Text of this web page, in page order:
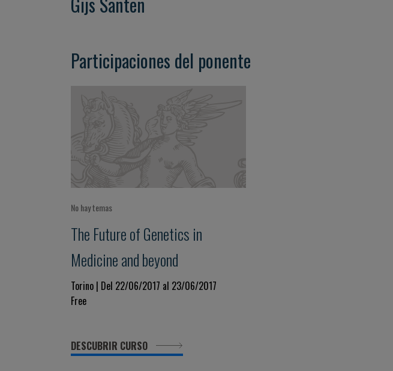
Participaciones del ponente
No hay temas
The Future of Genetics in
Medicine and beyond
Torino | Del 22/06/2017 al 23/06/2017
Free
DESCUBRIR CURSO